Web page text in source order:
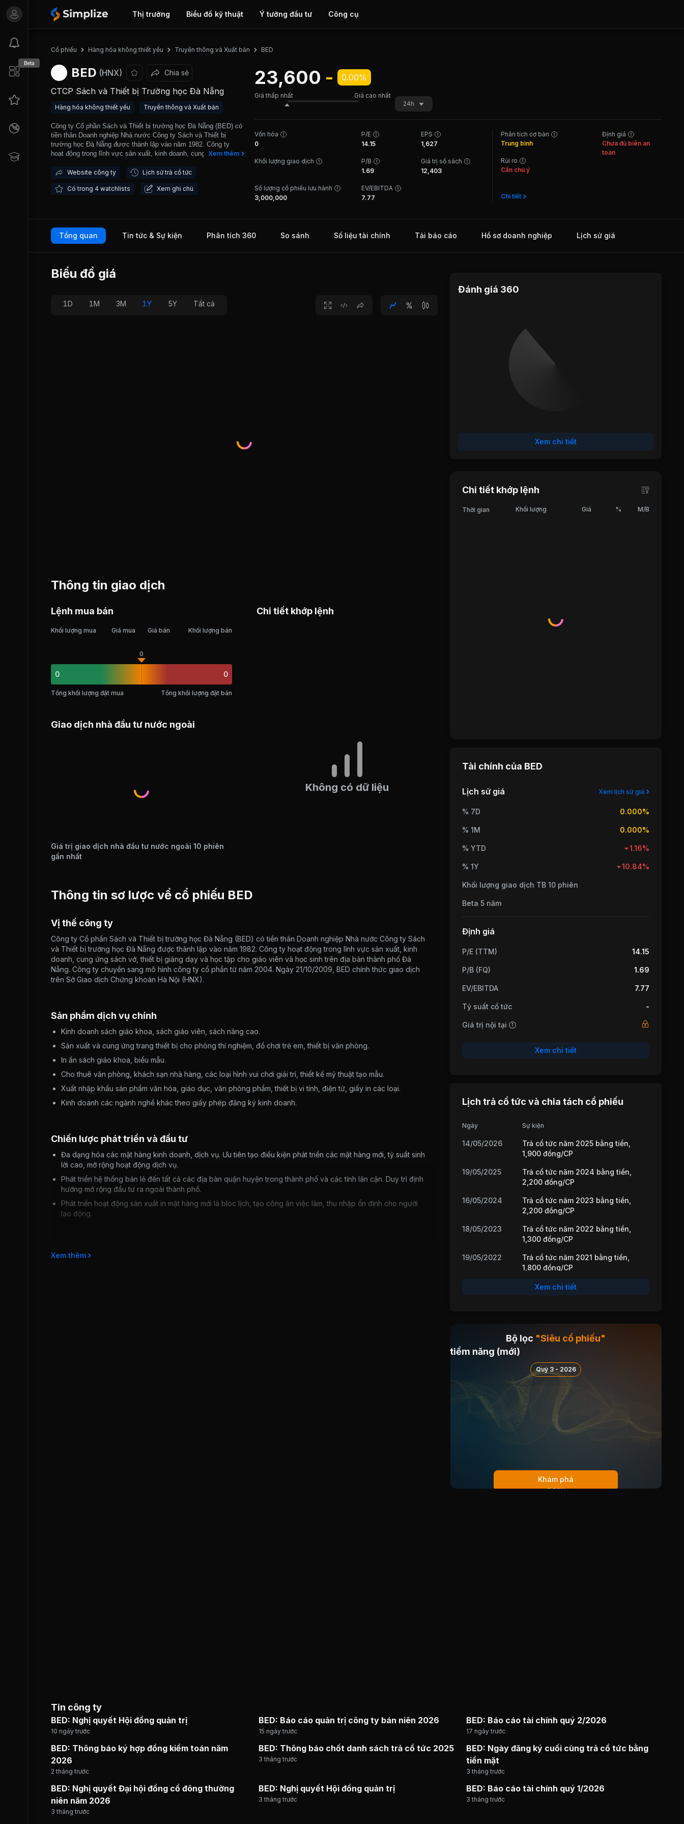
Thị trường Biểu đồ kỹ thuật Ý tưởng đầu tư Công cụ
Beta
Cổ phiếu Hàng hóa không thiết yếu Truyền thông và Xuất bản BED
BED (HNX) Chia sẻ
CTCP Sách và Thiết bị Trường học Đà Nẵng
Hàng hóa không thiết yếu Truyền thông và Xuất bản
Công ty Cổ phần Sách và Thiết bị trường học Đà Nẵng (BED) có
tiền thân Doanh nghiệp Nhà nước Công ty Sách và Thiết bị
trường học Đà Nẵng được thành lập vào năm 1982. Công ty
hoạt động trong lĩnh vực sản xuất, kinh doanh, cung ứng sách
địa bàn thành phố Đà Nẵng. Công ty chuyển sang mô hình công
dịch trên Sở Giao dịch Chứng khoán Hà Nội (HNX).
Xem thêm
Website công ty Lịch sử trả cổ tức
Có trong 4 watchlists Xem ghi chú
23,600 - 0.00%
Giá thấp nhất
Giá cao nhất
24h
Vốn hóa
0
P/E
14.15
EPS
1,627
Khối lượng giao dịch
P/B
1.69
Giá trị sổ sách
12,403
Số lượng cổ phiếu lưu hành
3,000,000
EV/EBITDA
7.77
Phân tích cơ bản
Trung bình
Rủi ro
Cần chú ý
Chi tiết
Định giá
Chưa đủ biên an
toàn
Tổng quan Tin tức & Sự kiện Phân tích 360 So sánh Số liệu tài chính Tải báo cáo Hồ sơ doanh nghiệp Lịch sử giá
Biểu đồ giá
1D 1M 3M 1Y 5Y Tất cả
Thông tin giao dịch
Lệnh mua bán
Khối lượng mua Giá mua Giá bán Khối lượng bán
0
0
0
Tổng khối lượng đặt mua Tổng khối lượng đặt bán
Giao dịch nhà đầu tư nước ngoài
Giá trị giao dịch nhà đầu tư nước ngoài 10 phiên
gần nhất
Chi tiết khớp lệnh
Không có dữ liệu
Thông tin sơ lược về cổ phiếu BED
Vị thế công ty
Công ty Cổ phần Sách và Thiết bị trường học Đà Nẵng (BED) có tiền thân Doanh nghiệp Nhà nước Công ty Sách
và Thiết bị trường học Đà Nẵng được thành lập vào năm 1982. Công ty hoạt động trong lĩnh vực sản xuất, kinh
doanh, cung ứng sách vở, thiết bị giảng dạy và học tập cho giáo viên và học sinh trên địa bàn thành phố Đà
Nẵng. Công ty chuyển sang mô hình công ty cổ phần từ năm 2004. Ngày 21/10/2009, BED chính thức giao dịch
trên Sở Giao dịch Chứng khoán Hà Nội (HNX).
Sản phẩm dịch vụ chính
Kinh doanh sách giáo khoa, sách giáo viên, sách nâng cao.
Sản xuất và cung ứng trang thiết bị cho phòng thí nghiệm, đồ chơi trẻ em, thiết bị văn phòng.
In ấn sách giáo khoa, biểu mẫu.
Cho thuê văn phòng, khách sạn nhà hàng, các loại hình vui chơi giải trí, thiết kế mỹ thuật tạo mẫu.
Xuất nhập khẩu sản phẩm văn hóa, giáo dục, văn phòng phẩm, thiết bị vi tính, điện tử, giấy in các loại.
Kinh doanh các ngành nghề khác theo giấy phép đăng ký kinh doanh.
Chiến lược phát triển và đầu tư
Đa dạng hóa các mặt hàng kinh doanh, dịch vụ. Ưu tiên tạo điều kiện phát triển các mặt hàng mới, tỷ suất sinh
lời cao, mở rộng hoạt động dịch vụ.
Phát triển hệ thống bán lẻ đến tất cả các địa bàn quận huyện trong thành phố và các tỉnh lân cận. Duy trì định
hướng mở rộng đầu tư ra ngoài thành phố.
Phát triển hoạt động sản xuất in mặt hàng mới là bloc lịch, tạo công ăn việc làm, thu nhập ổn định cho người
lao động.
Xem thêm
Đánh giá 360
Cổ tức
Xem chi tiết
Chi tiết khớp lệnh
Thời gian Khối lượng Giá % M/B
Tài chính của BED
Lịch sử giá Xem lịch sử giá
% 7D 0.000%
% 1M 0.000%
% YTD 1.16%
% 1Y 10.84%
Khối lượng giao dịch TB 10 phiên
Beta 5 năm
Định giá
P/E (TTM) 14.15
P/B (FQ) 1.69
EV/EBITDA 7.77
Tỷ suất cổ tức -
Giá trị nội tại
Xem chi tiết
Lịch trả cổ tức và chia tách cổ phiếu
Ngày Sự kiện
14/05/2026
Trả cổ tức năm 2025 bằng tiền,
1,900 đồng/CP
19/05/2025
Trả cổ tức năm 2024 bằng tiền,
2,200 đồng/CP
16/05/2024
Trả cổ tức năm 2023 bằng tiền,
2,200 đồng/CP
18/05/2023
Trả cổ tức năm 2022 bằng tiền,
1,300 đồng/CP
19/05/2022
Trả cổ tức năm 2021 bằng tiền,
1,800 đồng/CP
Cổ tức bằng Tiền, tỷ lệ 23%
Cổ tức bằng Tiền, tỷ lệ 93%
Cổ tức bằng Tiền, tỷ lệ 18.5%
22/05/2017
Cổ tức bằng Tiền, tỷ lệ 14.28%
17/04/2015 Cổ tức bằng Tiền, tỷ lệ 1%
11/02/2015 Cổ tức bằng Tiền, tỷ lệ 12%
Cổ tức bằng Tiền, tỷ lệ 12%
17/05/2012 Cổ tức bằng Tiền, tỷ lệ 3.24
18/11/2011 Cổ tức bằng Tiền, tỷ lệ 8%
Xem chi tiết
Bộ lọc "Siêu cổ phiếu"
tiềm năng (mới)
Quý 3 - 2026
Khám phá
ngay
Tin công ty
BED: Nghị quyết Hội đồng quản trị
10 ngày trước
BED: Báo cáo quản trị công ty bán niên 2026
15 ngày trước
BED: Báo cáo tài chính quý 2/2026
17 ngày trước
BED: Thông báo ký hợp đồng kiểm toán năm
2026
2 tháng trước
BED: Thông báo chốt danh sách trả cổ tức 2025
3 tháng trước
BED: Ngày đăng ký cuối cùng trả cổ tức bằng
tiền mặt
3 tháng trước
BED: Nghị quyết Đại hội đồng cổ đông thường
niên năm 2026
3 tháng trước
BED: Nghị quyết Hội đồng quản trị
3 tháng trước
BED: Báo cáo tài chính quý 1/2026
3 tháng trước